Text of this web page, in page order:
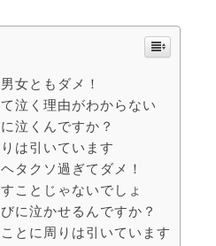
女ともダメ！
泣く理由がわからない
泣くんですか？
は引いています
タクソ過ぎてダメ！
ことじゃないでしょ
に泣かせるんですか？
とに周りは引いています